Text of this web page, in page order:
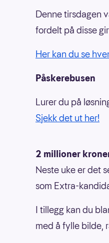
Denne tirsdagen
fordelt på disse
Her kan du se
Påskerebusen
Lurer du på
Sjekk det ut her!
2 millioner
Neste uke er det
som Extra-
I tillegg kan du
med å fylle bilde,